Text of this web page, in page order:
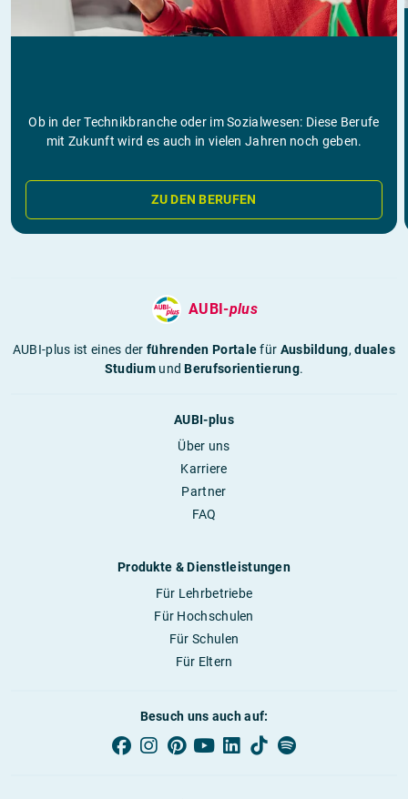
Ob in der Technikbranche oder im Sozialwesen: Diese Berufe
mit Zukunft wird es auch in vielen Jahren noch geben.
ZU DEN BERUFEN
AUBI-plus
AUBI-plus ist eines derführenden Portalefür Ausbildung,duales
StudiumundBerufsorientierung.
AUBI-plus
Über uns
Karriere
Partner
FAQ
Produkte & Dienstleistungen
Für Lehrbetriebe
Für Hochschulen
Für Schulen
Für Eltern
Besuch uns auch auf: